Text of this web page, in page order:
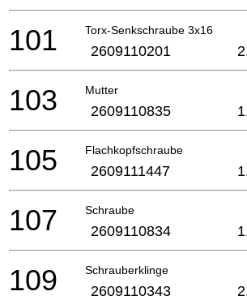
Torx-Senkschraube 3x16
101 2609110201
Mutter
103 2609110835
Flachkopfschraube
105 2609111447
Schraube
107 2609110834
Schrauberklinge
109 2609110343